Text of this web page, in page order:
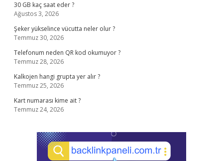
30 GB kaç saat eder ?
Ağustos 3, 2026
Şeker yükselince vücutta neler olur ?
Temmuz 30, 2026
Telefonum neden QR kod okumuyor ?
Temmuz 28, 2026
Kalkojen hangi grupta yer alır ?
Temmuz 25, 2026
Kart numarası kime ait ?
Temmuz 24, 2026